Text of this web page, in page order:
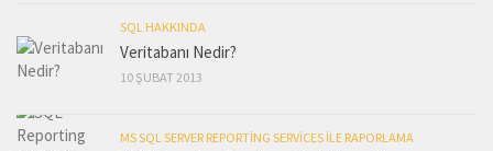
SQL HAKKINDA
Veritabanı Nedir?
10 ŞUBAT 2013
MS SQL SERVER REPORTING SERVICES ILE RAPORLAMA